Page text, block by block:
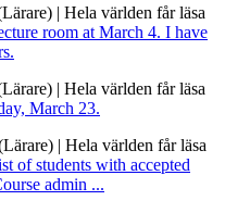
| Hela världen får läsa
room at March 4. I have
| Hela världen får läsa
March 23.
| Hela världen får läsa
of students with accepted
admin ...